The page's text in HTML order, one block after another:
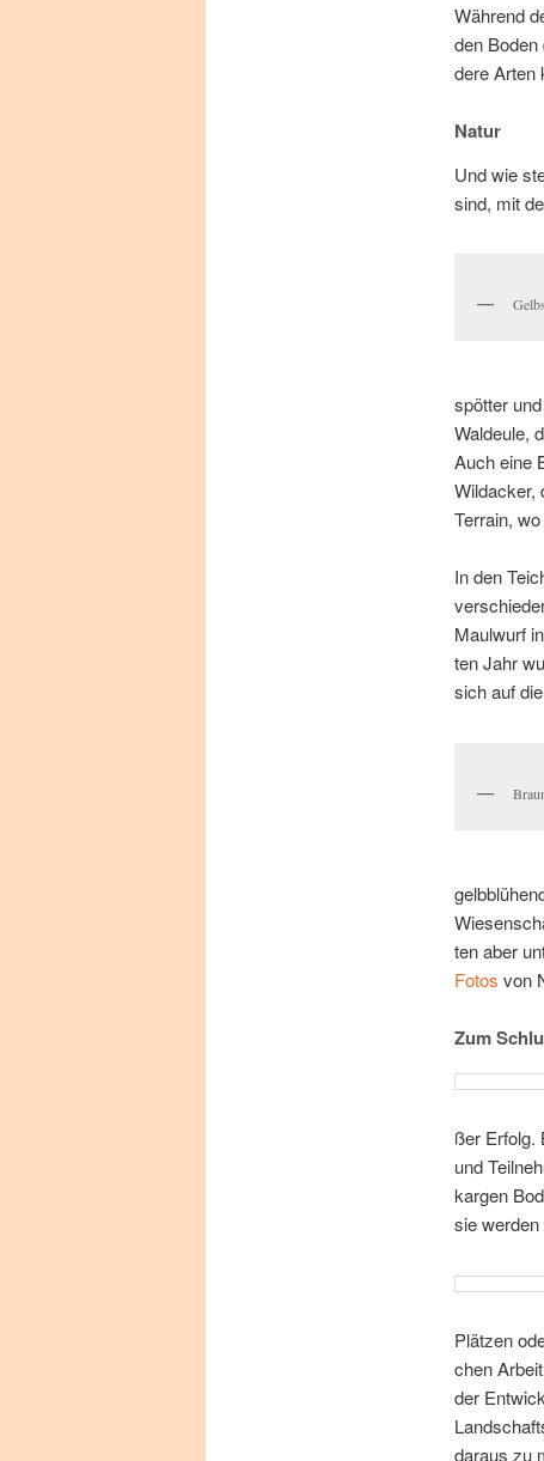
Wäh­rend
den
de­re Ar­ten
Natur
Und wie
sind, mit
spöt­ter
Wald­eu­le,
Auch ei­ne
Wild­acker,
Ter­rain,
In den
Maul­wurf
ten Jahr
sich auf
ten aber
Fo­tos von
Zum
ßer Er­folg.
und
kar­gen
sie
Plät­zen
chen
der
dar­aus zu